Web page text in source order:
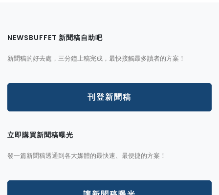
NEWSBUFFET 新聞稿自助吧
新聞稿的好去處，三分鐘上稿完成，最快接觸最多讀者的方案！
刊登新聞稿
立即購買新聞稿曝光
發一篇新聞稿透通到各大媒體的最快速、最便捷的方案！